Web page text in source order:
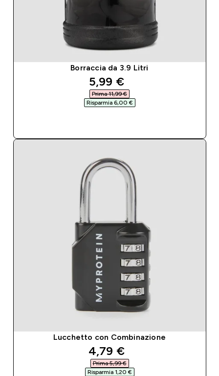
Borraccia da 3.9 Litri
discounted price
5,99 €‎
Prima 11,99 €‎
Risparmia 6,00 €‎
Lucchetto con Combinazione
discounted price
4,79 €‎
Prima 5,99 €‎
Risparmia 1,20 €‎